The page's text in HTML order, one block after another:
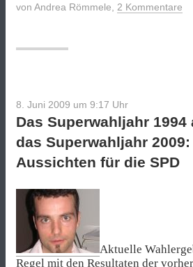
von Andrea Römmele 2 Kommentare
8. Juni 2009 um 9:17 Uhr
Das Superwahljahr 1994
das Superwahljahr
Aussichten für die SPD
Aktuelle
Regel mit den Resultaten der